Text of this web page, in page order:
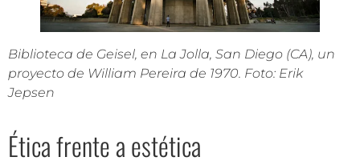
Biblioteca de Geisel, en La Jolla, San Diego (CA), un
proyecto de William Pereira de 1970. Foto: Erik
Jepsen
Ética frente a estética